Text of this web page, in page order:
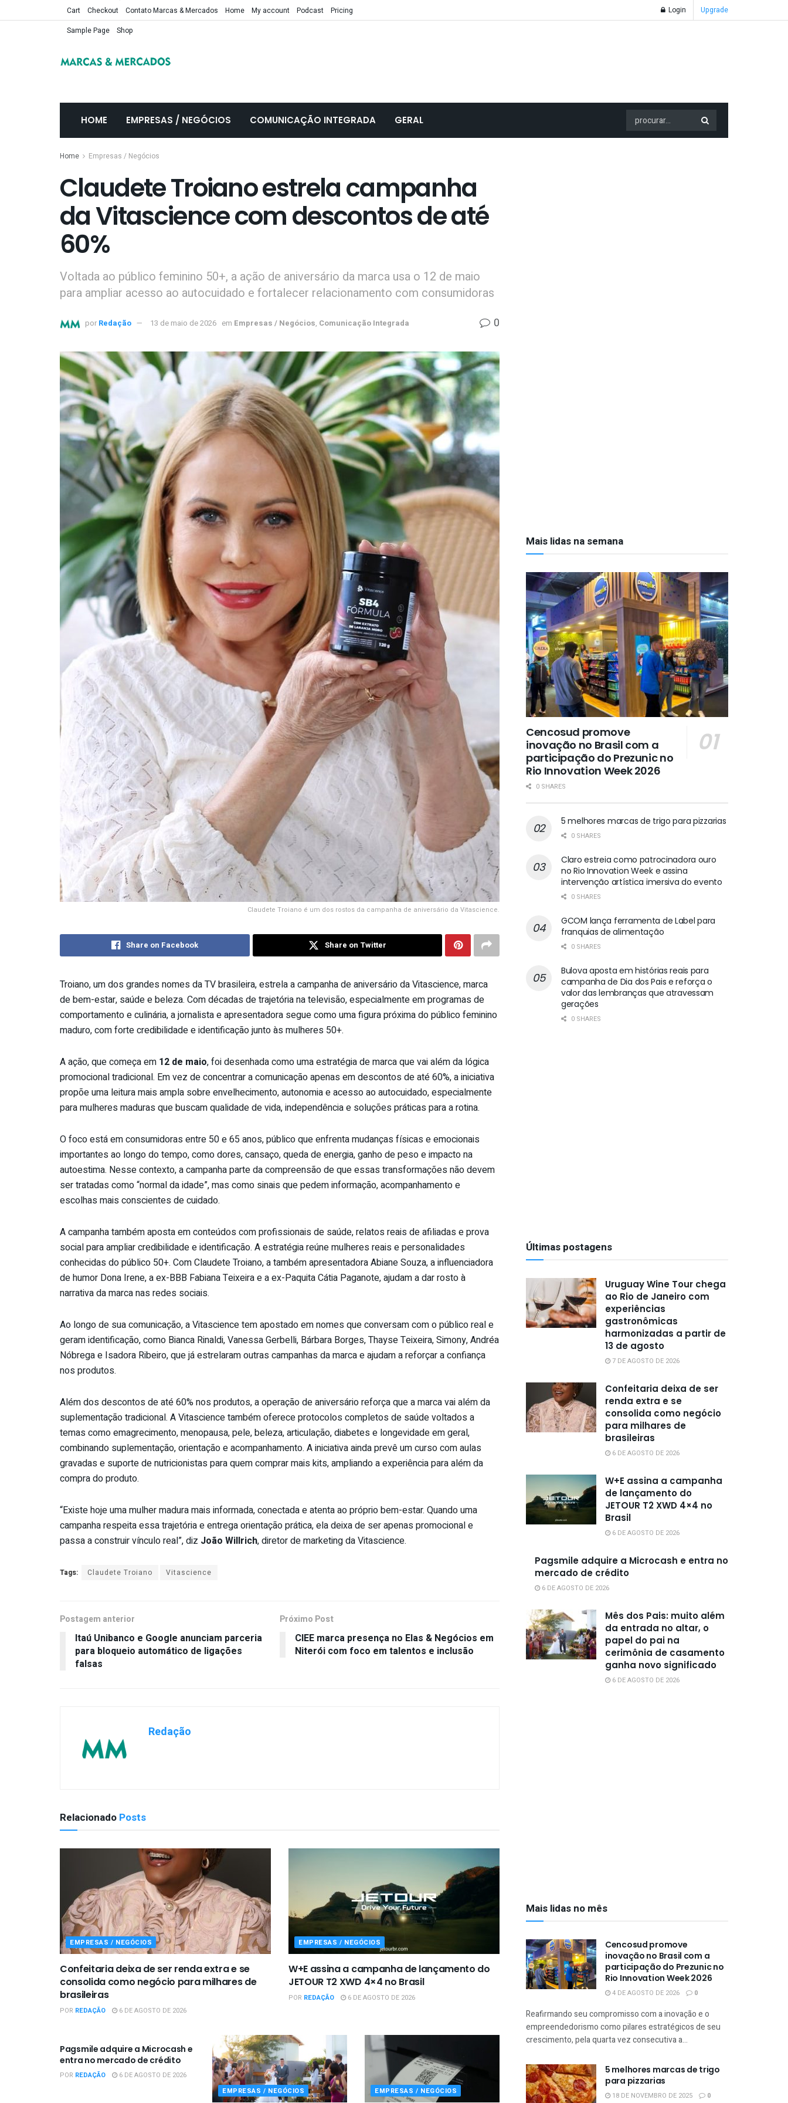
Cart Checkout Contato Marcas & Mercados Home My account Podcast
Pricing
Sample Page
Shop
Login Upgrade
HOME EMPRESAS / NEGÓCIOS COMUNICAÇÃO INTEGRADA GERAL
Home Empresas / Negócios
Claudete Troiano estrela campanha
da Vitascience com descontos de até
60%
Voltada ao público feminino 50+, a ação de aniversário da marca usa o 12 de maio
para ampliar acesso ao autocuidado e fortalecer relacionamento com consumidoras
por Redação 13 de maio de 2026 em Empresas / Negócios, Comunicação Integrada 0
Claudete Troiano é um dos rostos da campanha de aniversário da Vitascience.
Share on Facebook Share on Twitter
Troiano, um dos grandes nomes da TV brasileira, estrela a campanha de aniversário daVitascience, marca
de bem-estar, saúde e beleza. Com décadas de trajetória na televisão, especialmente em programas de
comportamento e culinária, a jornalista e apresentadora segue como uma figura próxima do público feminino
maduro, com forte credibilidade e identificação junto às mulheres 50+.
A ação, quecomeçaem 12 de maio, foi desenhada como uma estratégia de marca que vai além da lógica
promocional tradicional. Em vez de concentrar a comunicação apenas em descontos de até 60%, a iniciativa
propõe uma leitura mais ampla sobre envelhecimento, autonomia e acesso ao autocuidado, especialmente
para mulheres maduras que buscam qualidade de vida, independência e soluções práticas para a rotina.
O foco está em consumidoras entre 50 e 65 anos, público que enfrenta mudanças físicas e emocionais
importantes ao longo do tempo, como dores, cansaço, queda de energia, ganho de peso e impacto na
autoestima. Nesse contexto, a campanha parte da compreensão de que essas transformações não devem
ser tratadas como “normal da idade”, mas como sinais que pedem informação, acompanhamento e
escolhas mais conscientes de cuidado.
A campanha também aposta em conteúdos com profissionais de saúde, relatos reais de afiliadas e prova
social para ampliar credibilidade e identificação. A estratégia reúne mulheres reais e personalidades
conhecidas do público 50+. ComClaudeteTroiano, a também apresentadora Abiane Souza, a influenciadora
de humor Dona Irene, a ex-BBB Fabiana Teixeira e a ex-Paquita Cátia Paganote, ajudam a dar rosto à
narrativa da marca nas redes sociais.
Ao longo de sua comunicação,a Vitasciencetem apostado em nomes que conversam com o público real e
geram identificação, como Bianca Rinaldi, Vanessa Gerbelli, Bárbara Borges, Thayse Teixeira, Simony, Andréa
Nóbrega e Isadora Ribeiro, que já estrelaram outras campanhas da marca e ajudam a reforçar a confiança
nos produtos.
Além dos descontos de até 60% nos produtos, a operação de aniversário reforça que a marca vai além da
suplementação tradicional. AVitasciencetambém oferece protocolos completos de saúde voltados a
temas como emagrecimento, menopausa, pele, beleza, articulação, diabetes e longevidade em geral,
combinando suplementação, orientação e acompanhamento. A iniciativa ainda prevê um curso com aulas
gravadas e suporte de nutricionistas para quem comprar mais kits, ampliando a experiência para além da
compra do produto.
“Existe hoje uma mulher madura mais informada, conectada e atenta ao próprio bem-estar. Quando uma
campanha respeita essa trajetória e entrega orientação prática, ela deixa de ser apenas promocional e
passa a construir vínculo real”, diz João Willrich, diretor de marketing daVitascience.
Tags: Claudete Troiano Vitascience
Postagem anterior
Itaú Unibanco e Google anunciam parceria
para bloqueio automático de ligações
falsas
Próximo Post
CIEE marca presença no Elas & Negócios em
Niterói com foco em talentos e inclusão
Redação
Relacionado Posts
EMPRESAS / NEGÓCIOS
Confeitaria deixa de ser renda extra e se
consolida como negócio para milhares de
brasileiras
POR REDAÇÃO 6 DE AGOSTO DE 2026
EMPRESAS / NEGÓCIOS
W+E assina a campanha de lançamento do
JETOUR T2 XWD 4×4 no Brasil
POR REDAÇÃO 6 DE AGOSTO DE 2026
Pagsmile adquire a Microcash e
entra no mercado de crédito
POR REDAÇÃO
6 DE AGOSTO DE 2026
EMPRESAS / NEGÓCIOS
EMPRESAS / NEGÓCIOS
Mais lidas na semana
Cencosud promove
inovação no Brasil com a
participação do Prezunic no
Rio Innovation Week 2026
0 SHARES
5 melhores marcas de trigo para pizzarias
0 SHARES
Claro estreia como patrocinadora ouro
no Rio Innovation Week e assina
intervenção artística imersiva do evento
0 SHARES
GCOM lança ferramenta de Label para
franquias de alimentação
0 SHARES
Bulova aposta em histórias reais para
campanha de Dia dos Pais e reforça o
valor das lembranças que atravessam
gerações
0 SHARES
Últimas postagens
Uruguay Wine Tour chega
ao Rio de Janeiro com
experiências
gastronômicas
harmonizadas a partir de
13 de agosto
7 DE AGOSTO DE 2026
Confeitaria deixa de ser
renda extra e se
consolida como negócio
para milhares de
brasileiras
6 DE AGOSTO DE 2026
W+E assina a campanha
de lançamento do
JETOUR T2 XWD 4×4 no
Brasil
6 DE AGOSTO DE 2026
Pagsmile adquire a Microcash e entra no
mercado de crédito
6 DE AGOSTO DE 2026
Mês dos Pais: muito além
da entrada no altar, o
papel do pai na
cerimônia de casamento
ganha novo significado
6 DE AGOSTO DE 2026
Mais lidas no mês
Cencosud promove
inovação no Brasil com a
participação do Prezunic no
Rio Innovation Week 2026
4 DE AGOSTO DE 2026 0
Reafirmando seu compromisso com a inovação e o
empreendedorismo como pilares estratégicos de seu
crescimento, pela quarta vez consecutiva a...
5 melhores marcas de trigo
para pizzarias
18 DE NOVEMBRO DE 2025 0